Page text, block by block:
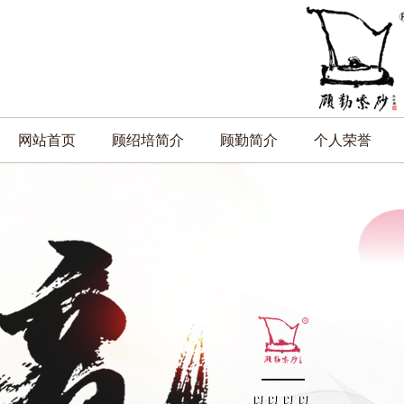
网站首页 顾绍培简介 顾勤简介 个人荣誉